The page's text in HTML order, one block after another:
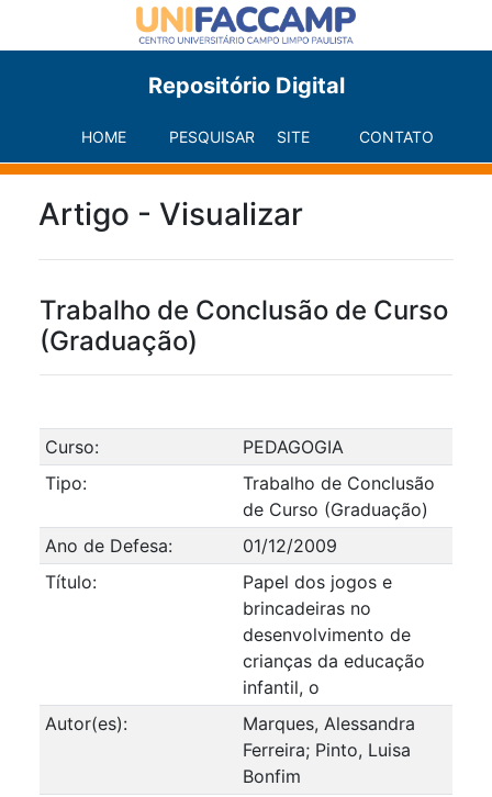
Repositório Digital
HOME PESQUISAR SITE CONTATO
Artigo - Visualizar
Trabalho de Conclusão de Curso
(Graduação)
Curso:
PEDAGOGIA
Tipo:
Trabalho de Conclusão
de Curso (Graduação)
Ano de Defesa:
01/12/2009
Título:
Papel dos jogos e
brincadeiras no
desenvolvimento de
crianças da educação
infantil, o
Autor(es):
Marques, Alessandra
Ferreira; Pinto, Luisa
Bonfim